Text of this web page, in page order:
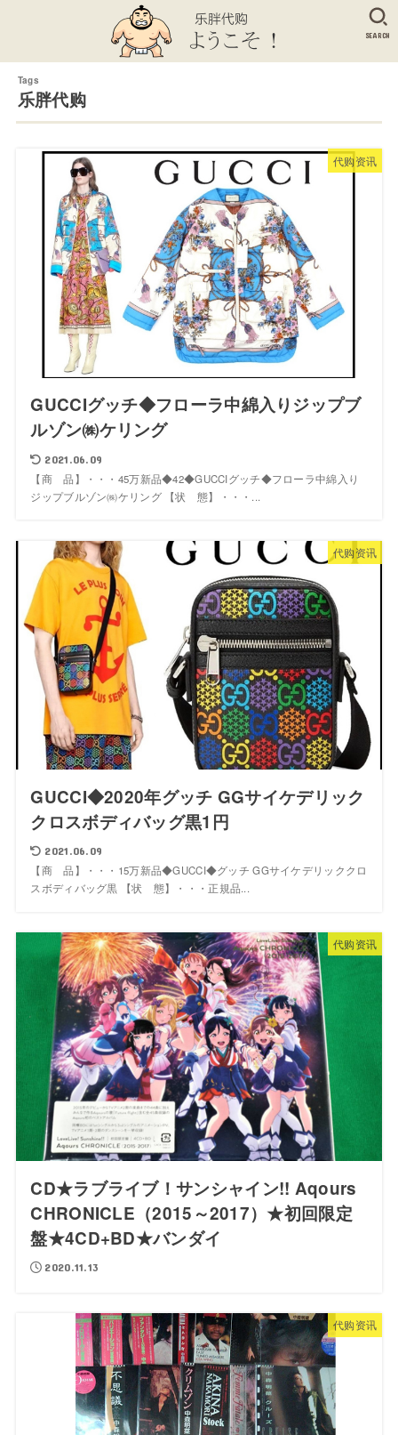
SEARCH
乐胖代购
代购资讯
GUCCIグッチ◆フローラ中綿入りジップブ
ルゾン㈱ケリング
2021.06.09
【商 品】・・・45万新品◆42◆GUCCIグッチ◆フローラ中綿入り
ジップブルゾン㈱ケリング 【状 態】・・・...
代购资讯
GUCCI◆2020年グッチ GGサイケデリック
クロスボディバッグ黒1円
2021.06.09
【商 品】・・・15万新品◆GUCCI◆グッチ GGサイケデリッククロ
スボディバッグ黒 【状 態】・・・正規品...
代购资讯
CD★ラブライブ！サンシャイン!! Aqours
CHRONICLE（2015～2017）★初回限定
盤★4CD+BD★バンダイ
2020.11.13
代购资讯